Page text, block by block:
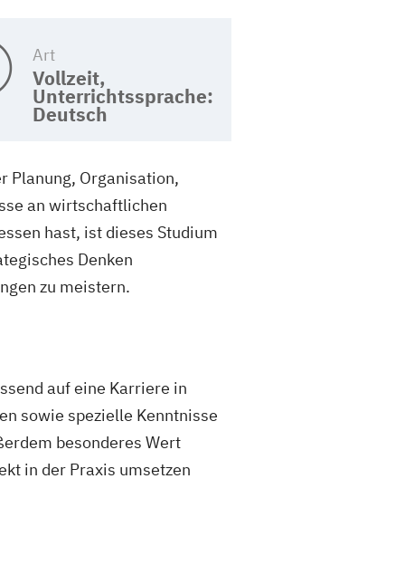
Art
Vollzeit,
Unterrichtssprache:
Deutsch
Planung, Organisation,
an wirtschaftlichen
hast, ist dieses Studium
Denken
zu meistern.
auf eine Karriere in
sowie spezielle Kenntnisse
besonderes Wert
in der Praxis umsetzen